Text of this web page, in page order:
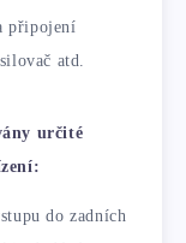
připojení
atd.
určité
do zadních